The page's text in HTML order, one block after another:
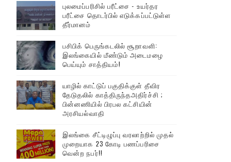
புலமைப்பரிசில் பரீட்சை - உயர்தர
பரீட்சை தொடர்பில் எடுக்கப்பட்டுள்ள
தீர்மானம்
பசிபிக் பெருங்கடலில் சூறாவளி:
இலங்கையில் மீண்டும் அடைமழை
பெய்யும் சாத்தியம்!
யாழில் காட்டுப் பகுதிக்குள் தீவிர
தேடுதலில் காத்திருந்தஅதிர்ச்சி ;
பின்னணியில் பிரபல கட்சியின்
அரசியல்வாதி
இலங்கை சீட்டிழுப்பு வரலாற்றில் முதல்
முறையாக 23 கோடி பணப்பரிசை
வென்ற நபர்!!